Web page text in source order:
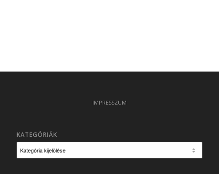
IMPRESSZUM
KATEGÓRIÁK